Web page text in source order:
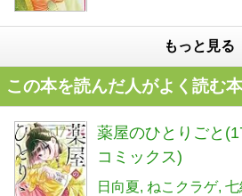
もっと見る
この本を読んだ人がよく読む本
薬屋のひとりごと
コミックス)
日向夏 ねこクラゲ 七